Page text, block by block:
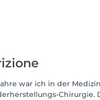
war ich in der
Chirurgie.